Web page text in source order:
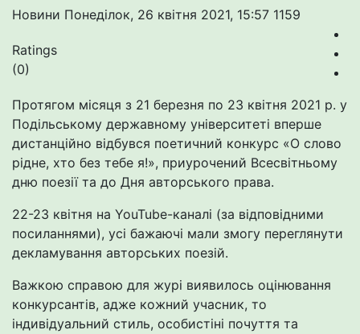
Новини Понеділок, 26 квітня 2021, 15:57 1159
Ratings
(0)
Протягом місяця з 21 березня по 23 квітня 2021 р. у
Подільському державному університеті вперше
дистанційно відбувся поетичний конкурс «О слово
рідне, хто без тебе я!», приурочений Всесвітньому
дню поезії та до Дня авторського права.
22-23 квітня на YouTube-каналі (за відповідними
посиланнями), усі бажаючі мали змогу переглянути
декламування авторських поезій.
Важкою справою для журі виявилось оцінювання
конкурсантів, адже кожний учасник, то
індивідуальний стиль, особистіні почуття та